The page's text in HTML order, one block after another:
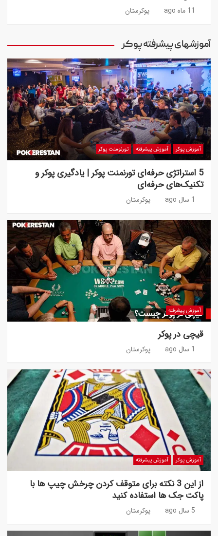
11 ماه ago پوکرستان
آموزشهای پیشرفته پوکر
آموزش پوکر آموزش پیشرفته تورنومنت پوکر
5 استراتژی حرفه‌ای تورنمنت پوکر | یادگیری پوکر و
تکنیک‌های حرفه‌ای
1 سال ago پوکرستان
آموزش پیشرفته
قیچی در پوکر
1 سال ago پوکرستان
آموزش پوکر آموزش پیشرفته
از این 3 نکته برای متوقف کردن چرخش چیپ ها با
پاکت جک ها استفاده کنید
5 سال ago پوکرستان